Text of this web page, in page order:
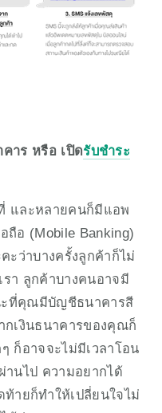
าร หรือ เปิดรับชำระ
และหลายคนก็มีแอพ
อ (Mobile Banking)
ว่าบางครั้งลูกค้าก็ไม่
า ลูกค้าบางคนอาจมี
ที่คุณมีบัญชีธนาคารสี
กเงินธนาคารของคุณก็
ก็อาจจะไม่มีเวลาโอน
านไป ความอยากได้
ายก็ทำให้เปลี่ยนใจไม่